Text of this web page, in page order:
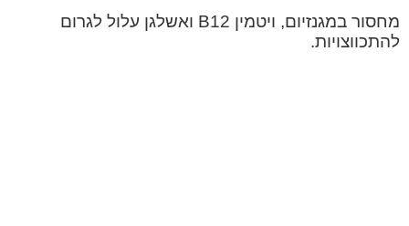
מחסור במגנזיום, ויטמין B12 ואשלגן עלול לגרום
להתכווצויות.